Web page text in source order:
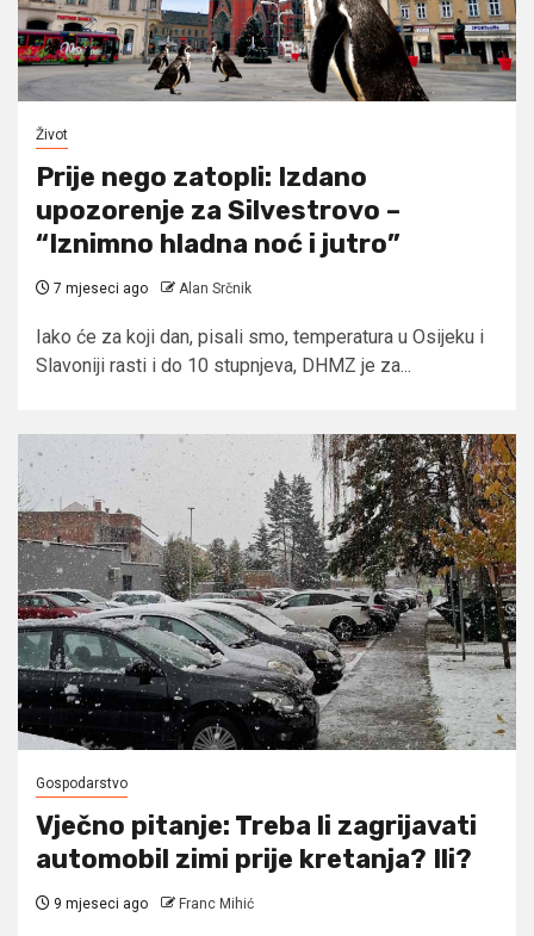
Život
Prije nego zatopli: Izdano
upozorenje za Silvestrovo –
“Iznimno hladna noć i jutro”
7 mjeseci ago Alan Srčnik
Iako će za koji dan, pisali smo, temperatura u Osijeku i
Slavoniji rasti i do 10 stupnjeva, DHMZ je za...
Gospodarstvo
Vječno pitanje: Treba li zagrijavati
automobil zimi prije kretanja? Ili?
9 mjeseci ago Franc Mihić